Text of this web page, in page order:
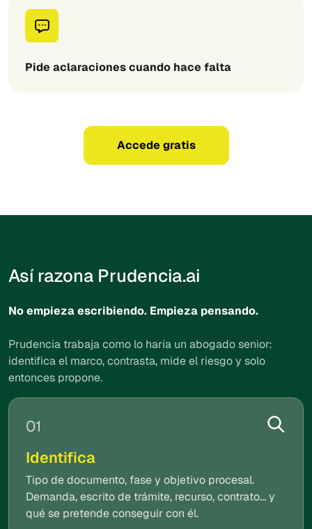
Pide aclaraciones cuando hace falta
Accede gratis
Así razona Prudencia.ai
No empieza escribiendo. Empieza pensando.
Prudencia trabaja como lo haría un abogado senior:
identifica el marco, contrasta, mide el riesgo y solo
entonces propone.
01
Identifica
Tipo de documento, fase y objetivo procesal.
Demanda, escrito de trámite, recurso, contrato... y
qué se pretende conseguir con él.